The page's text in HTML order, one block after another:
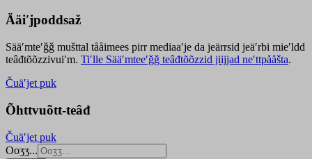
Ääiʹjpoddsaž
Sääʹmteʹǧǧ mušttal tååimees pirr mediaaʹje da jeärrsid jeäʹrbi mieʹldd
teâđtõõzzivuiʹm. Tiʹlle Sääʹmteeʹǧǧ teâđtõõzzid jiijjad neʹttpååšta.
Čuäʹjet puk
Õhttvuõtt-teâđ
Čuäʹjet puk
Ooʒʒ...